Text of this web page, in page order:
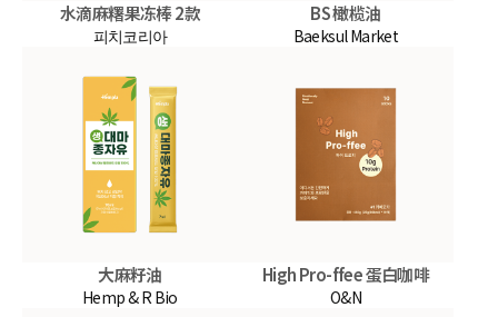
水滴麻糬果冻棒 2款
피치코리아
BS 橄榄油
Baeksul Market
大麻籽油
Hemp & R Bio
High Pro-ffee 蛋白咖啡
O&N